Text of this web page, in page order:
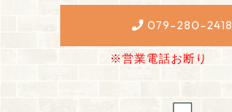
079-280-2418
※営業電話お断り